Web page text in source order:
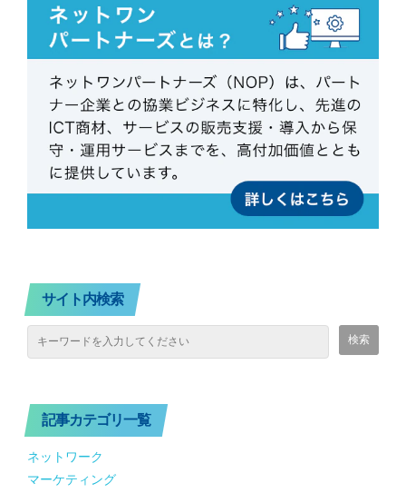
サイト内検索
記事カテゴリ一覧
ネットワーク
マーケティング